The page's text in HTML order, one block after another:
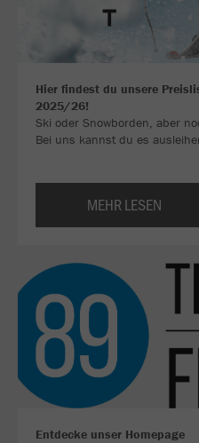
Hier findest du unsere
2025/26!
Ski oder Snowborden, aber
Bei uns kannst du es
MEHR LESEN
Entdecke unser Homepage